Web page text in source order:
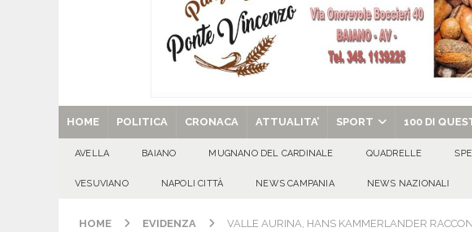
[ 29/08/2025 ] SANT’Oggi. Venerdì 29 agosto la chiesa celebra il
HOME POLITICA CRONACA ATTUALITA’ SPORT 100 DI
AVELLA BAIANO MUGNANO DEL CARDINALE QUADRELLE
VESUVIANO NAPOLI CITTÀ NEWS CAMPANIA NEWS NAZIONALI
HOME EVIDENZA VALLE AURINA, HANS KAMMERLANDER